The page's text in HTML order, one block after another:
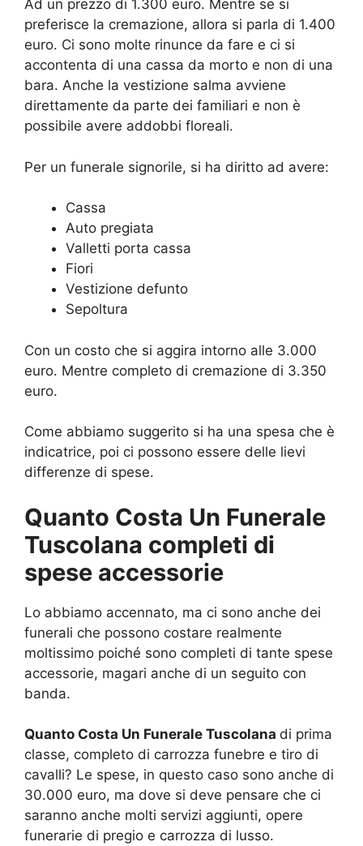
Ad un prezzo di 1.300 euro. Mentre se si
preferisce la cremazione, allora si parla di 1.400
euro. Ci sono molte rinunce da fare e ci si
accontenta di una cassa da morto e non di una
bara. Anche la vestizione salma avviene
direttamente da parte dei familiari e non è
possibile avere addobbi floreali.
Per un funerale signorile, si ha diritto ad avere:
Cassa
Auto pregiata
Valletti porta cassa
Fiori
Vestizione defunto
Sepoltura
Con un costo che si aggira intorno alle 3.000
euro. Mentre completo di cremazione di 3.350
euro.
Come abbiamo suggerito si ha una spesa che è
indicatrice, poi ci possono essere delle lievi
differenze di spese.
Quanto Costa Un Funerale
Tuscolana completi di
spese accessorie
Lo abbiamo accennato, ma ci sono anche dei
funerali che possono costare realmente
moltissimo poiché sono completi di tante spese
accessorie, magari anche di un seguito con
banda.
Quanto Costa Un Funerale Tuscolana di prima
classe, completo di carrozza funebre e tiro di
cavalli? Le spese, in questo caso sono anche di
30.000 euro, ma dove si deve pensare che ci
saranno anche molti servizi aggiunti, opere
funerarie di pregio e carrozza di lusso.